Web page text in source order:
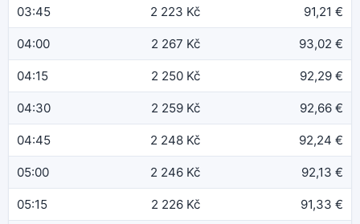
03:45 2 223 Kč 91,21 €
04:00 2 267 Kč 93,02 €
04:15 2 250 Kč 92,29 €
04:30 2 259 Kč 92,66 €
04:45 2 248 Kč 92,24 €
05:00 2 246 Kč 92,13 €
05:15 2 226 Kč 91,33 €